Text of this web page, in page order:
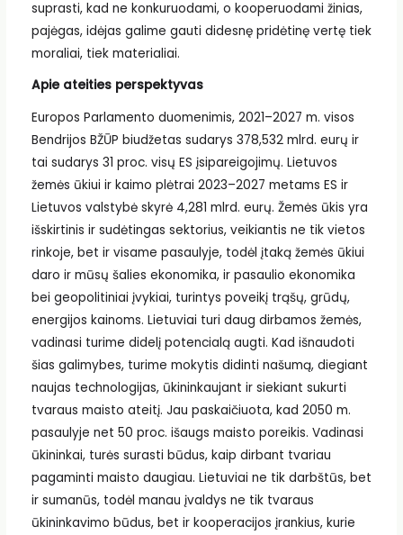
suprasti, kad ne konkuruodami, o kooperuodami žinias,
pajėgas, idėjas galime gauti didesnę pridėtinę vertę tiek
moraliai, tiek materialiai.
Apie ateities perspektyvas
Europos Parlamento duomenimis, 2021–2027 m. visos
Bendrijos BŽŪP biudžetas sudarys 378,532 mlrd. eurų ir
tai sudarys 31 proc. visų ES įsipareigojimų. Lietuvos
žemės ūkiui ir kaimo plėtrai 2023–2027 metams ES ir
Lietuvos valstybė skyrė 4,281 mlrd. eurų. Žemės ūkis yra
išskirtinis ir sudėtingas sektorius, veikiantis ne tik vietos
rinkoje, bet ir visame pasaulyje, todėl įtaką žemės ūkiui
daro ir mūsų šalies ekonomika, ir pasaulio ekonomika
bei geopolitiniai įvykiai, turintys poveikį trąšų, grūdų,
energijos kainoms. Lietuviai turi daug dirbamos žemės,
vadinasi turime didelį potencialą augti. Kad išnaudoti
šias galimybes, turime mokytis didinti našumą, diegiant
naujas technologijas, ūkininkaujant ir siekiant sukurti
tvaraus maisto ateitį. Jau paskaičiuota, kad 2050 m.
pasaulyje net 50 proc. išaugs maisto poreikis. Vadinasi
ūkininkai, turės surasti būdus, kaip dirbant tvariau
pagaminti maisto daugiau. Lietuviai ne tik darbštūs, bet
ir sumanūs, todėl manau įvaldys ne tik tvaraus
ūkininkavimo būdus, bet ir kooperacijos įrankius, kurie